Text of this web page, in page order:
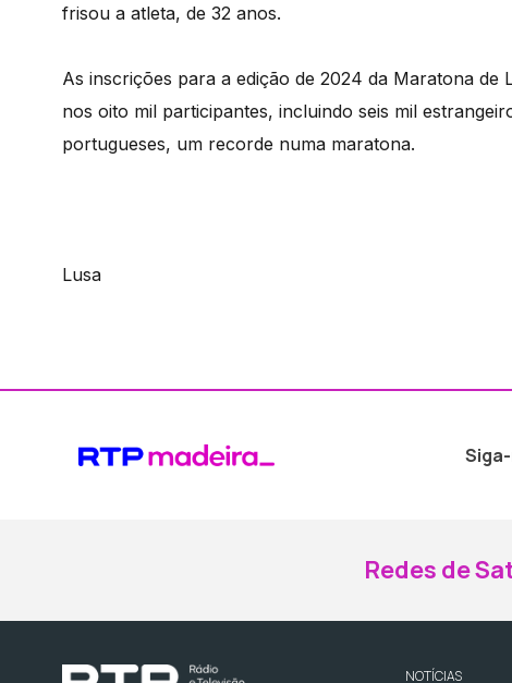
frisou a atleta, de 32 anos.
As inscrições para a edição de 2024 da Maratona de
nos oito mil participantes, incluindo seis mil
portugueses, um recorde numa maratona.
Lusa
Redes de
NOTÍCIAS